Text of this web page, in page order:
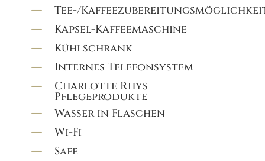
K Tee-/
K Kapsel-Kaffeemaschine
K Kühlschrank
K Internes Telefonsystem
K Charlotte Rhys
Pflegeprodukte
K Wasser in Flaschen
K Wi-Fi
K Safe